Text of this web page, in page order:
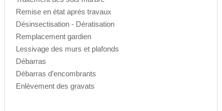
Remise en état aprés travaux
Désinsectisation - Dératisation
Remplacement gardien
Lessivage des murs et plafonds
Débarras
Débarras d’encombrants
Enlèvement des gravats